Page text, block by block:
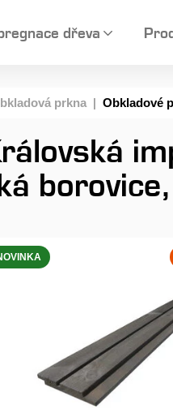
dřeva
prkna | Obkladové